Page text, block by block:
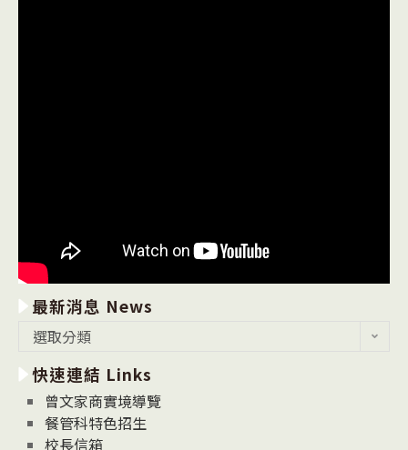
最新消息 News
消
息
News
選取分類
快速連結 Links
曾文家商實境導覽
餐管科特色招生
校長信箱